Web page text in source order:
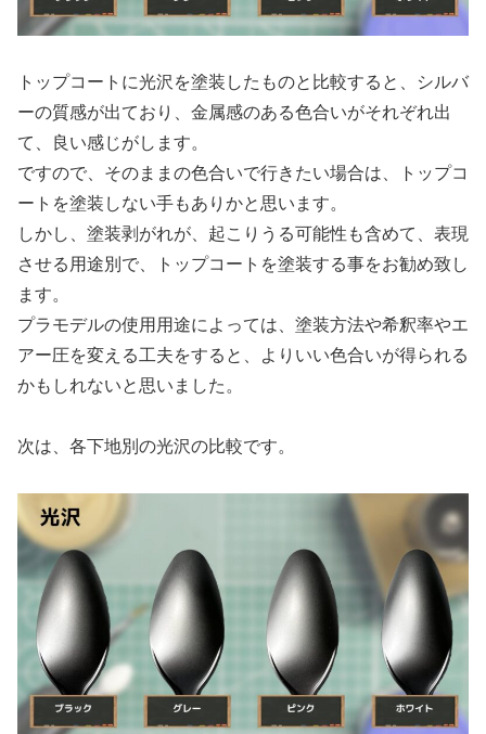
トップコートに光沢を塗装したものと比較すると、シルバ
ーの質感が出ており、金属感のある色合いがそれぞれ出
て、良い感じがします。
ですので、そのままの色合いで行きたい場合は、トップコ
ートを塗装しない手もありかと思います。
しかし、塗装剥がれが、起こりうる可能性も含めて、表現
させる用途別で、トップコートを塗装する事をお勧め致し
ます。
プラモデルの使用用途によっては、塗装方法や希釈率やエ
アー圧を変える工夫をすると、よりいい色合いが得られる
かもしれないと思いました。
次は、各下地別の光沢の比較です。